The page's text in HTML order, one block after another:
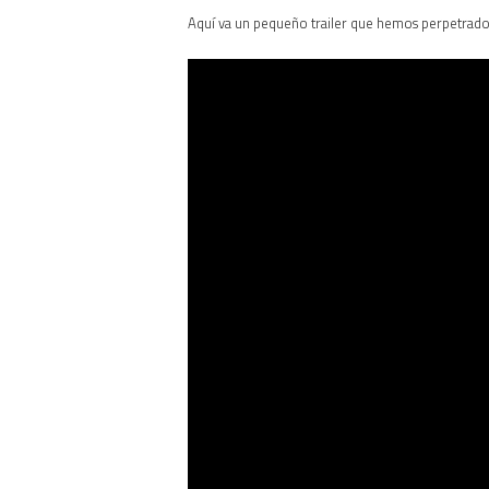
Aquí va un pequeño trailer que hemos